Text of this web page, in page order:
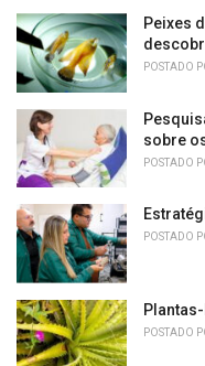
e
s
:
Peixes
POSTADO
sobre
POSTADO
POSTADO
POSTADO